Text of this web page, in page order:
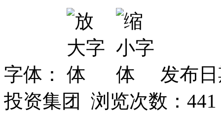
字体：
发布
投资集团 浏览次数： 441